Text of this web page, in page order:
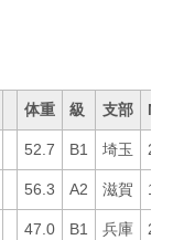
体重 級 支部 Mo
52.7 B1 埼玉 24
56.3 A2 滋賀 19
47.0 B1 兵庫 23